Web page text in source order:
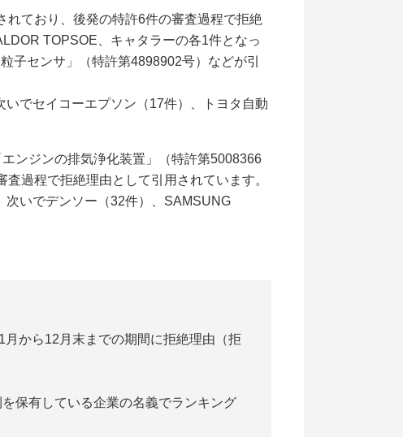
ており、後発の特許6件の審査過程で拒絶
TOPSOE、キャタラーの各1件となっ
子センサ」（特許第4898902号）などが引
でセイコーエプソン（17件）、トヨタ自動
ンジンの排気浄化装置」（特許第5008366
過程で拒絶理由として引用されています。
いでデンソー（32件）、SAMSUNG
から12月末までの期間に拒絶理由（拒
保有している企業の名義でランキング